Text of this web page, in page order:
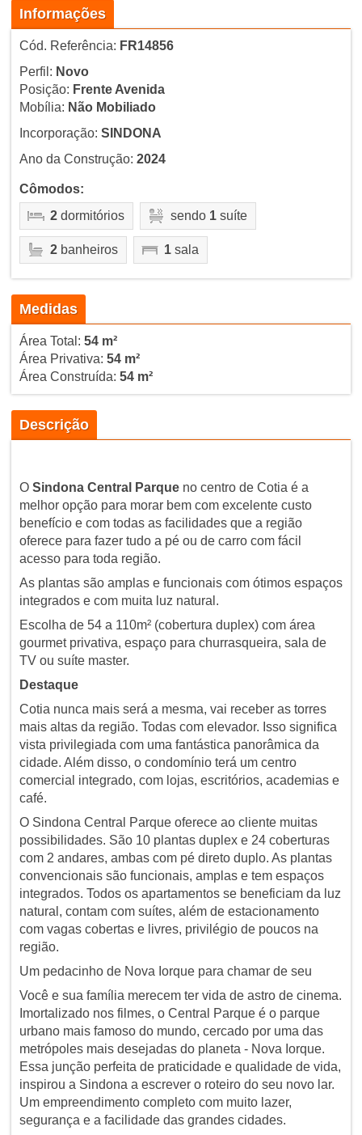
Informações
Cód. Referência: FR14856
Perfil: Novo
Posição: Frente Avenida
Mobília: Não Mobiliado
Incorporação: SINDONA
Ano da Construção: 2024
Cômodos:
2dormitórios sendo 1suíte
2banheiros 1sala
Medidas
Área Total: 54 m²
Área Privativa: 54 m²
Área Construída: 54 m²
Descrição
O Sindona Central Parqueno centro de Cotia é a
melhor opção para morar bem com excelente custo
benefício e com todas as facilidades que a região
oferece para fazer tudo a pé ou de carro com fácil
acesso para toda região.
As plantas são amplas e funcionais com ótimos espaços
integrados e com muita luz natural.
Escolha de 54 a 110m² (cobertura duplex) com área
gourmet privativa, espaço para churrasqueira, sala de
TV ou suíte master.
Destaque
Cotia nunca mais será a mesma, vai receber as torres
mais altas da região. Todas com elevador. Isso significa
vista privilegiada com uma fantástica panorâmica da
cidade. Além disso, o condomínio terá um centro
comercial integrado, com lojas, escritórios, academias e
café.
O Sindona Central Parque oferece ao cliente muitas
possibilidades. São 10 plantas duplex e 24 coberturas
com 2 andares, ambas com pé direto duplo. As plantas
convencionais são funcionais, amplas e tem espaços
integrados. Todos os apartamentos se beneficiam da luz
natural, contam com suítes, além de estacionamento
com vagas cobertas e livres, privilégio de poucos na
região.
Um pedacinho de Nova Iorque para chamar de seu
Você e sua família merecem ter vida de astro de cinema.
Imortalizado nos filmes, o Central Parque é o parque
urbano mais famoso do mundo, cercado por uma das
metrópoles mais desejadas do planeta - Nova Iorque.
Essa junção perfeita de praticidade e qualidade de vida,
inspirou a Sindona a escrever o roteiro do seu novo lar.
Um empreendimento completo com muito lazer,
segurança e a facilidade das grandes cidades.